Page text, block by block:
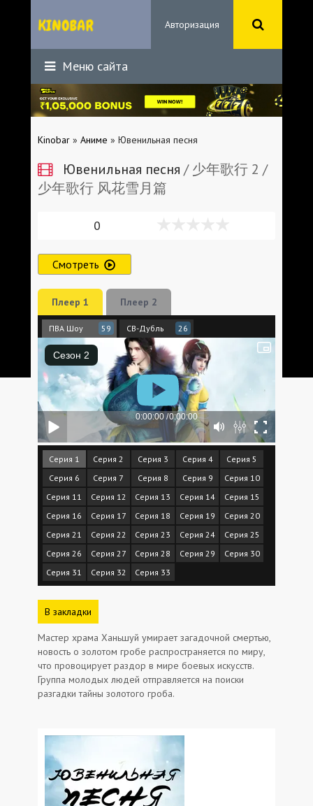
Авторизация
Меню сайта
Kinobar » Аниме » Ювенильная песня
Ювенильная песня / 少年歌行 2 /
少年歌行 风花雪月篇
0
Смотреть
Плеер 1 Плеер 2
ПВА Шоу 59 СВ-Дубль 26
Серия 1 Серия 2 Серия 3 Серия 4
Серия 5
Серия 6
Серия 7 Серия 8 Серия 9
Серия 10
Серия 11
Серия 12 Серия 13 Серия 14
Серия 15
Серия 16
Серия 17 Серия 18 Серия 19
Серия 20
Серия 21
Серия 22 Серия 23 Серия 24
Серия 25
Серия 26
Серия 27 Серия 28 Серия 29
Серия 30
Серия 31
Серия 32 Серия 33
В закладки
Мастер храма Ханьшуй умирает загадочной смертью,
новость о золотом гробе распространяется по миру,
что провоцирует раздор в мире боевых искусств.
Группа молодых людей отправляется на поиски
разгадки тайны золотого гроба.